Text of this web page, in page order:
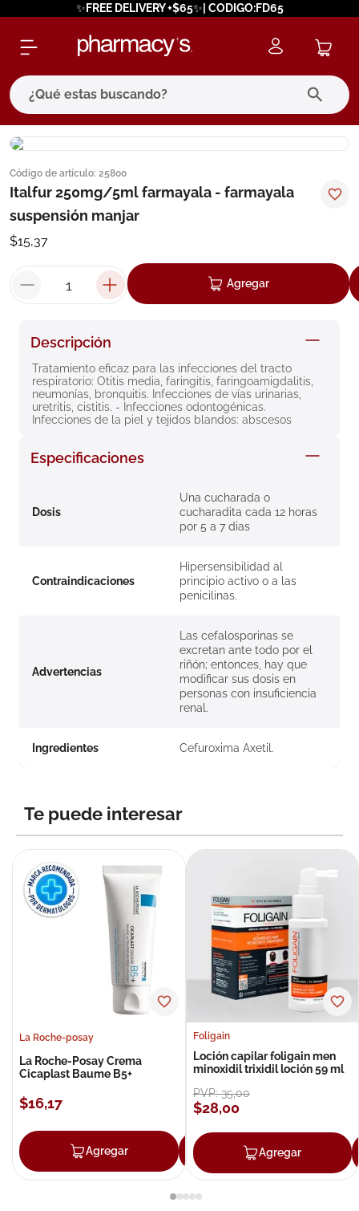
✨FREE DELIVERY +$65✨| CODIGO:FD65
¿Qué estas buscando?
Código de artículo: 25800
Italfur 250mg/5ml farmayala - farmayala
suspensión manjar
$15,37
Agregar
Descripción
Tratamiento eficaz para las infecciones del tracto
respiratorio: Otitis media, faringitis, faringoamigdalitis,
neumonías, bronquitis. Infecciones de vías urinarias,
uretritis, cistitis. - Infecciones odontogénicas.
Infecciones de la piel y tejidos blandos: abscesos
Especificaciones
Dosis
Una cucharada o
cucharadita cada 12 horas
por 5 a 7 dias
Contraindicaciones
Hipersensibilidad al
principio activo o a las
penicilinas.
Advertencias
Las cefalosporinas se
excretan ante todo por el
riñón; entonces, hay que
modificar sus dosis en
personas con insuficiencia
renal.
Ingredientes Cefuroxima Axetil.
Te puede interesar
La Roche-posay
La Roche-Posay Crema
Cicaplast Baume B5+
$16,17
Agregar Agregar
Foligain
Loción capilar foligain men
minoxidil trixidil loción 59 ml
PVP:35,00
$28,00
Agregar
términos más buscados
1. eucerin
cerave
7. isdin
8. roche posay
9. megacistin